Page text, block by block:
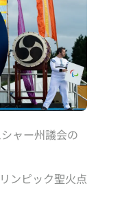
ャー州議会の
ンピック聖火点